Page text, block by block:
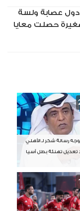
دول عصابة ولسة
حصلت معايا
يوجه رسالة شكر لـ الأهلي
تعديل تهنئة بطل آسيا